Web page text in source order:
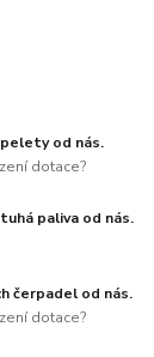
od nás.
dotace?
paliva od nás.
čerpadel od nás.
dotace?